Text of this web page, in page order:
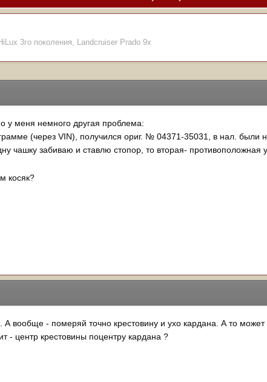
3го поколения, Landсruiser Prado 9x
у меня немного другая проблема:
(через VIN), получился ориг. № 04371-35031, в нал. были
чашку забиваю и ставлю стопор, то вторая- противоположная
косяк?
А вообще - померяй точно крестовину и ухо кардана. А то
- центр крестовины поцентру кардана ?